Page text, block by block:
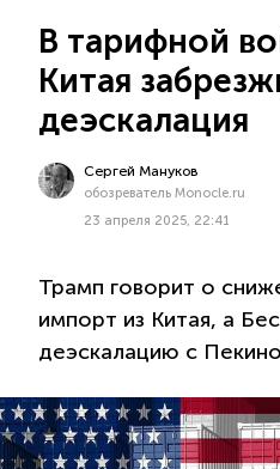
В тарифной
Китая
деэскалация
Сергей Мануков
обозреватель Monocle.ru
23 апреля 2025, 22:41
Трамп говорит о
импорт из Китая, а
деэскалацию с